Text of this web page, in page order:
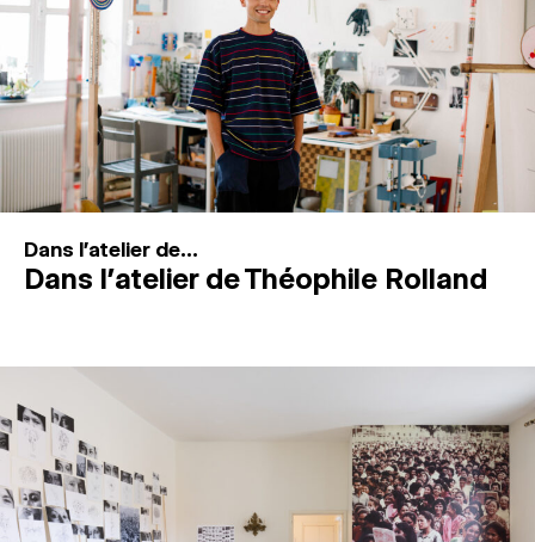
ESPACES DE PRATIQUE ARTISTIQUE ↓
Recherche
Connexion
Dans l'atelier de...
Dans l’atelier de Théophile Rolland